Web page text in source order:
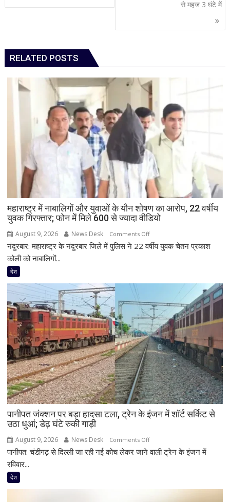
से महज 3 घंटे में
RELATED POSTS
महाराष्ट्र में नाबालिगों और युवाओं के यौन शोषण का आरोप, 22 वर्षीय
युवक गिरफ्तार; फोन में मिले 600 से ज्यादा वीडियो
August 9, 2026 News Desk Comments Offon
महाराष्ट्र
के
यौन
शोषण
का
आरोप,
22
वर्षीय
युवक
गिरफ्तार;
फोन
में
600
नंदुरबार: महाराष्ट्र के नंदुरबार जिले में पुलिस ने 22 वर्षीय युवक चेतन प्रकाश
कोली को नाबालिगों...
देश
पानीपत जंक्शन पर बड़ा हादसा टला, ट्रेन के इंजन में शॉर्ट सर्किट से
उठा धुआं; डेढ़ घंटे रुकी गाड़ी
August 9, 2026 News Desk Comments Offon
पानीपत
पानीपत: चंडीगढ़ से दिल्ली जा रही नई कोच लेकर जाने वाली ट्रेन के इंजन में
रविवार...
देश